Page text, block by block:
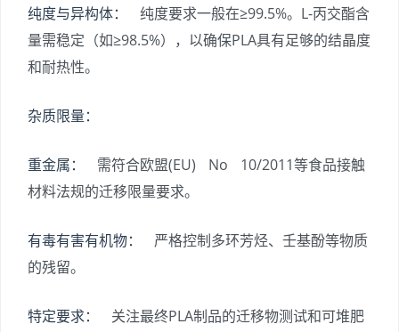
纯度与异构体：
纯度要求一般在≥99.5%。L-丙交酯含
量需稳定（如≥98.5%），以确保PLA具有足够的结晶度
和耐热性。
杂质限量：
重金属：
需符合欧盟(EU) No 10/2011等食品接触
材料法规的迁移限量要求。
有毒有害有机物：
严格控制多环芳烃、壬基酚等物质
的残留。
特定要求：
关注最终PLA制品的迁移物测试和可堆肥